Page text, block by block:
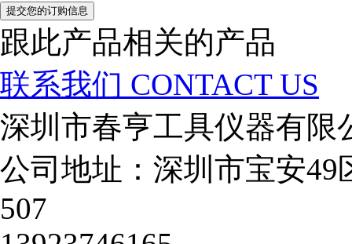
跟此产品相关的产品
联系我们 CONTACT US
深圳市春亨工具仪器有限
公司地址：深圳市宝安
507